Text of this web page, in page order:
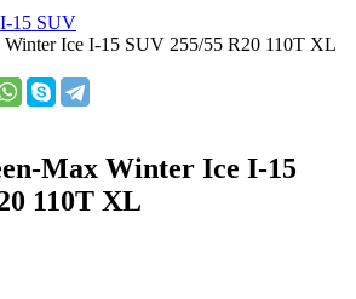
15 SUV
Ice I-15 SUV 255/55 R20 110T XL
Max Winter Ice I-15
110T XL